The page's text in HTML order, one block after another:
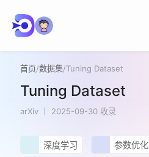
首页/数据集/Tuning Dataset
Tuning Dataset
arXiv 2025-09-30 收录
深度学习 参数优化